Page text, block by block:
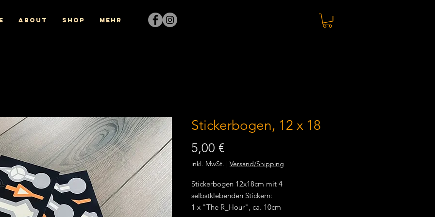
About Shop Mehr
Stickerbogen, 12 x 18
5,00 €Preis
inkl. MwSt. Versand/Shipping
Stickerbogen 12x18cm mit 4
selbstklebenden Stickern:
1 x "The R_Hour", ca. 10cm